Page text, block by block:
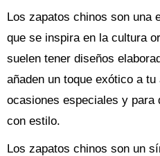
Los zapatos chinos son una
que se inspira en la cultura
suelen tener diseños
añaden un toque exótico a
ocasiones especiales y para
con estilo.
Los zapatos chinos son un